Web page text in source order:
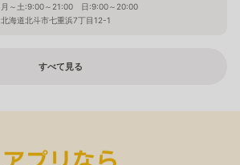
月～土:9:00～21:00 日:9:00～20:00
北海道北斗市七重浜7丁目12-1
すべて見る